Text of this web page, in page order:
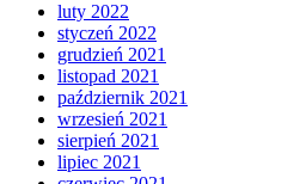
luty 2022
styczeń 2022
grudzień 2021
listopad 2021
październik 2021
wrzesień 2021
sierpień 2021
lipiec 2021